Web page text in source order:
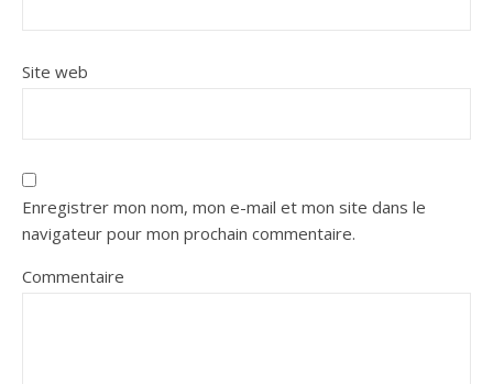
Site web
Enregistrer mon nom, mon e-mail et mon site dans le
navigateur pour mon prochain commentaire.
Commentaire